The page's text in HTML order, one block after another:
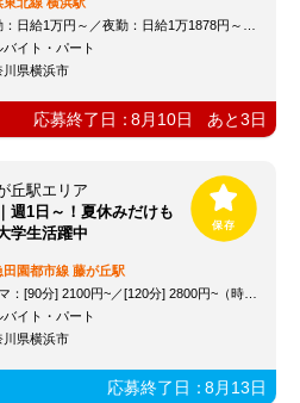
日給1万円～／夜勤：日給1万1878円～ ※交通費全額支給
バイト・パート
川県横浜市
応募終了日：8月10日 あと3日
丘駅エリア
週1日～！夏休みだけも
学生活躍中
田園都市線 藤が丘駅
[90分] 2100円~／[120分] 2800円~（時給1400円~）+交通費
バイト・パート
川県横浜市
応募終了日：8月13日